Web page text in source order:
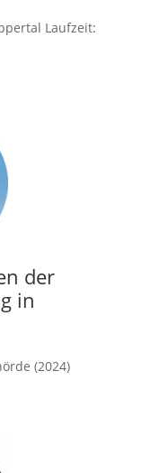
Laufzeit:
der
in
(2024)